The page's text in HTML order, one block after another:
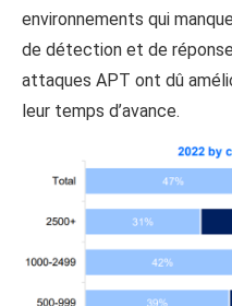
environnements qui
de détection et de
attaques APT ont dû
leur temps d’avance.